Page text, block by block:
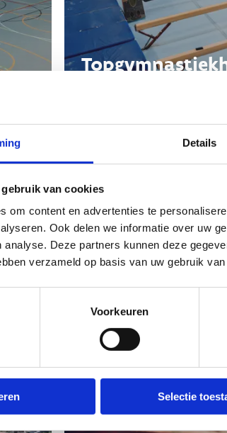
Details
van cookies
om content en advertenties te
Ook delen we informatie over uw
analyse. Deze partners kunnen deze
verzameld op basis van uw gebruik
Voorkeuren
Selectie
Wielerbaan
Sercu' &